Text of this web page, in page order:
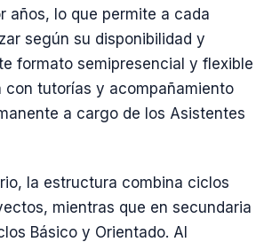
años, lo que permite a cada
según su disponibilidad y
formato semipresencial y flexible
con tutorías y acompañamiento
a cargo de los Asistentes
la estructura combina ciclos
mientras que en secundaria
Básico y Orientado. Al